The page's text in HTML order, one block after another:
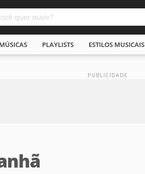
PLAYLISTS ESTILOS MUSICAIS